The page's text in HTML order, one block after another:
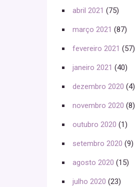
abril 2021 (75)
março 2021 (87)
fevereiro 2021 (57)
janeiro 2021 (40)
dezembro 2020 (4)
novembro 2020 (8)
outubro 2020 (1)
setembro 2020 (9)
agosto 2020 (15)
julho 2020 (23)